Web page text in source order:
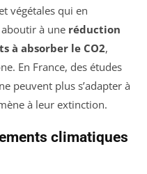
végétales qui en
à une réduction
à absorber le CO2,
En France, des études
peuvent plus s’adapter à
à leur extinction.
climatiques